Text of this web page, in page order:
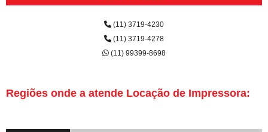
(11) 3719-4230
(11) 3719-4278
(11) 99399-8698
Regiões onde a atende Locação de Impressora: